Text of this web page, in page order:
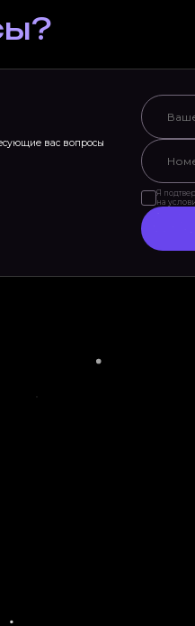
вас вопросы
Я
на